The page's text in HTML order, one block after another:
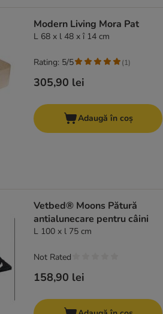
Modern Living Mora Pat
L 68 x l 48 x î 14 cm
305,90 lei
Rating: 5/5 (1)
Adaugă în coș
Vetbed® Moons Pătură
antialunecare pentru câini
L 100 x l 75 cm
158,90 lei
Not Rated